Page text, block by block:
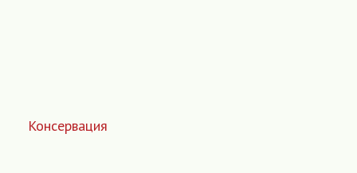
Консервация